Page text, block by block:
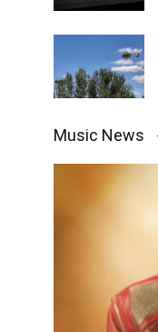
Music News